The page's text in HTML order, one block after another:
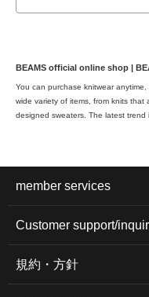
BEAMS official online shop |
You can purchase knitwear
wide variety of items, from knits
designed sweaters. The latest trend
member services
Customer support/
規約・方針